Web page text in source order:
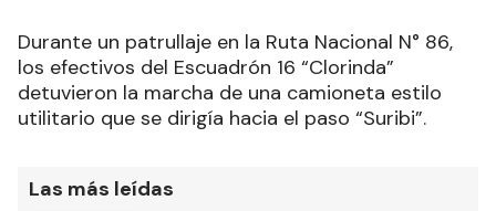
Durante un patrullaje en la Ruta Nacional N° 86,
los efectivos del Escuadrón 16 “Clorinda”
detuvieron la marcha de una camioneta estilo
utilitario que se dirigía hacia el paso “Suribi”.
Las más leídas